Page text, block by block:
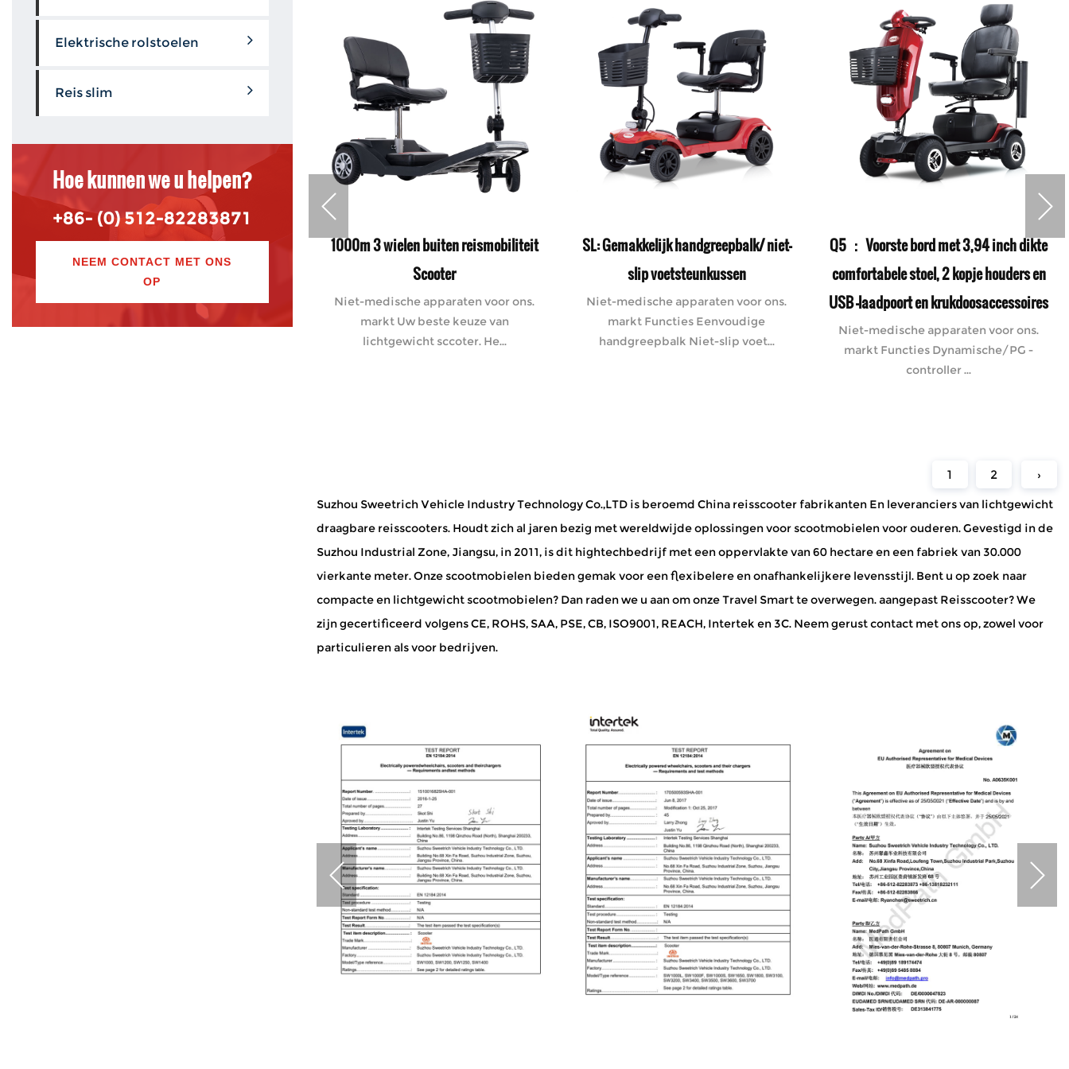
Elektrische rolstoelen
Reis slim
Hoe kunnen we u helpen?
+86- (0) 512-82283871
NEEM CONTACT MET ONS
OP
S1 Plus weer Groothandel vier wielen
Elektrische vouwmobiliteit Scooter in
Walmart
Functies De S-serie Mobility Scooter
1000m 3 wielen buiten reismobiliteit
Scooter
Niet-medische apparaten voor ons.
markt Uw beste keuze van
lichtgewicht sccoter. He...
SL: Gemakkelijk handgreepbalk/ niet-
slip voetsteunkussen
Niet-medische apparaten voor ons.
markt Functies Eenvoudige
handgreepbalk Niet-slip voet...
Q5 ： Voorste bord met 3,94 inch dikte
comfortabele stoel, 2 kopje houders en
USB -laadpoort en krukdoosaccessoires
Niet-medische apparaten voor ons.
markt Functies Dynamische/PG -
controller ...
1 2 ›
Suzhou Sweetrich Vehicle Industry Technology Co.,LTD is beroemd China reisscooter fabrikantenEn leveranciers van lichtgewicht
draagbare reisscooters. Houdt zich al jaren bezig met wereldwijde oplossingen voor scootmobielen voor ouderen. Gevestigd in de
Suzhou Industrial Zone, Jiangsu, in 2011, is dit hightechbedrijf met een oppervlakte van 60 hectare en een fabriek van 30.000
vierkante meter. Onze scootmobielen bieden gemak voor een flexibelere en onafhankelijkere levensstijl. Bent u op zoek naar
compacte en lichtgewicht scootmobielen? Dan raden we u aan om onze Travel Smart te overwegen.aangepast Reisscooter? We
zijn gecertificeerd volgens CE, ROHS, SAA, PSE, CB, ISO9001, REACH, Intertek en 3C. Neem gerust contact met ons op, zowel voor
particulieren als voor bedrijven.